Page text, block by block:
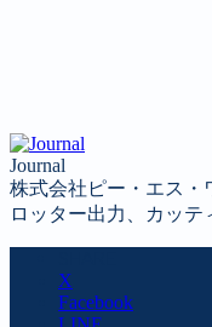
Journal
株式会社ピー・エス・
ロッター出力、カッテ
X
Facebook